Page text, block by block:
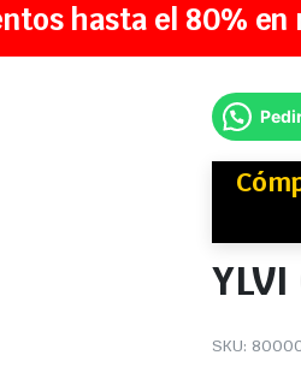
hasta el 80%
YLVI
SKU: